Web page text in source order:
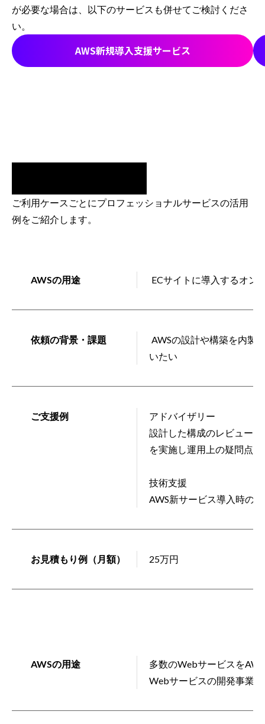
が必要な場合は、以下のサービスも併せてご検討くださ
い。
AWS新規導入支援サービス
ご利用ケースごとにプロフェッショナルサービスの活用
例をご紹介します。
AWSの用途 ECサイトに導入するオン
依頼の背景・課題
AWSの設計や構築を内製
いたい
ご支援例
アドバイザリー
設計した構成のレビュー
を実施し運用上の疑問点
技術支援
AWS新サービス導入時の
お見積もり例（月額） 25万円
AWSの用途
多数のWebサービスを
Webサービスの開発事業